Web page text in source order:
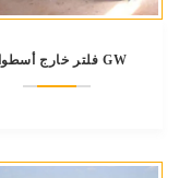
فلتر خارج أسطوانة GW